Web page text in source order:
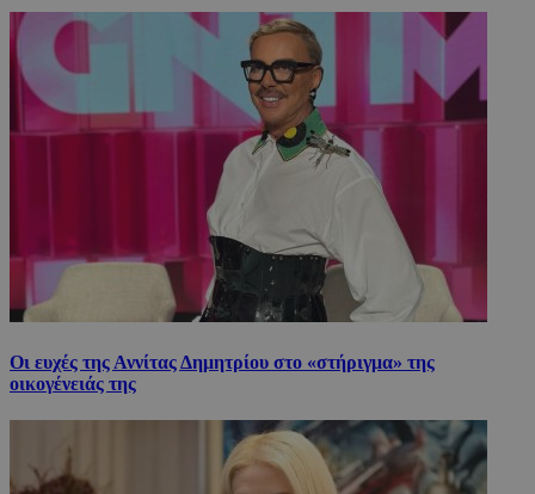
Οι ευχές της Αννίτας Δημητρίου στο «στήριγμα» της
οικογένειάς της